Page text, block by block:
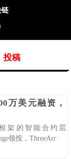
链
投稿
万美元融资，
架的智能合约层
领投，ThreeArr